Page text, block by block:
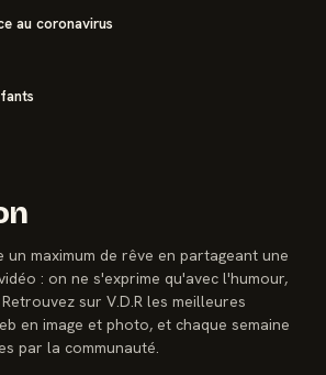
au coronavirus
un maximum de rêve en partageant une
: on ne s'exprime qu'avec l'humour,
sur V.D.R les meilleures
en image et photo, et chaque semaine
par la communauté.